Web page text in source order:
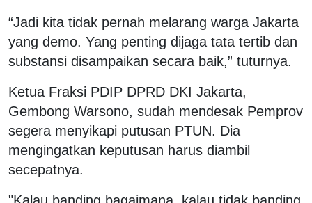
“Jadi kita tidak pernah melarang warga Jakarta
yang demo. Yang penting dijaga tata tertib dan
substansi disampaikan secara baik,” tuturnya.
Ketua Fraksi PDIP DPRD DKI Jakarta,
Gembong Warsono, sudah mendesak Pemprov
segera menyikapi putusan PTUN. Dia
mengingatkan keputusan harus diambil
secepatnya.